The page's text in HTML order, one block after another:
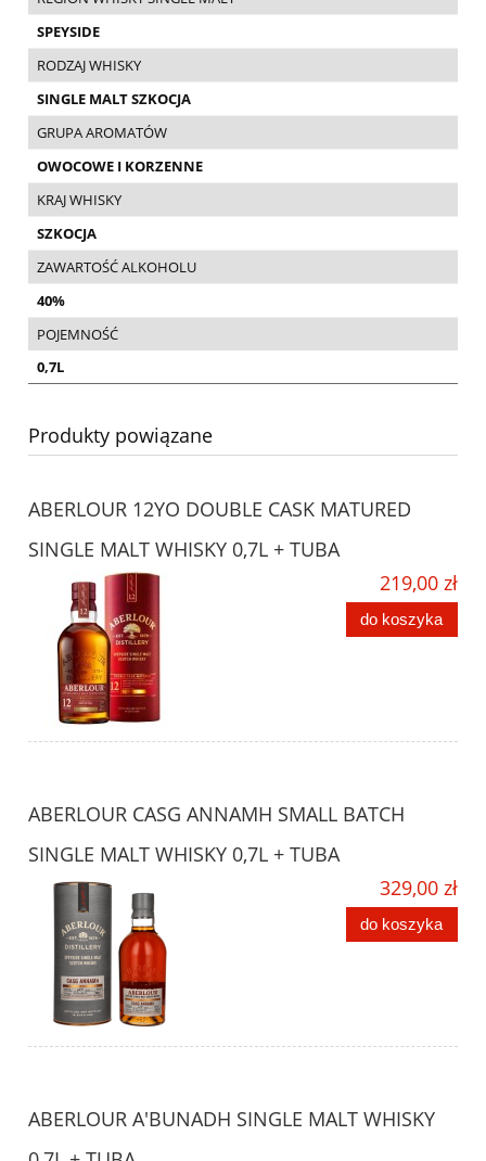
SPEYSIDE
RODZAJ WHISKY
SINGLE MALT SZKOCJA
GRUPA AROMATÓW
OWOCOWE I KORZENNE
KRAJ WHISKY
SZKOCJA
ZAWARTOŚĆ ALKOHOLU
40%
POJEMNOŚĆ
0,7L
Produkty powiązane
ABERLOUR 12YO DOUBLE CASK MATURED
SINGLE MALT WHISKY 0,7L + TUBA
219,00 zł
do koszyka
ABERLOUR CASG ANNAMH SMALL BATCH
SINGLE MALT WHISKY 0,7L + TUBA
329,00 zł
do koszyka
ABERLOUR A'BUNADH SINGLE MALT WHISKY